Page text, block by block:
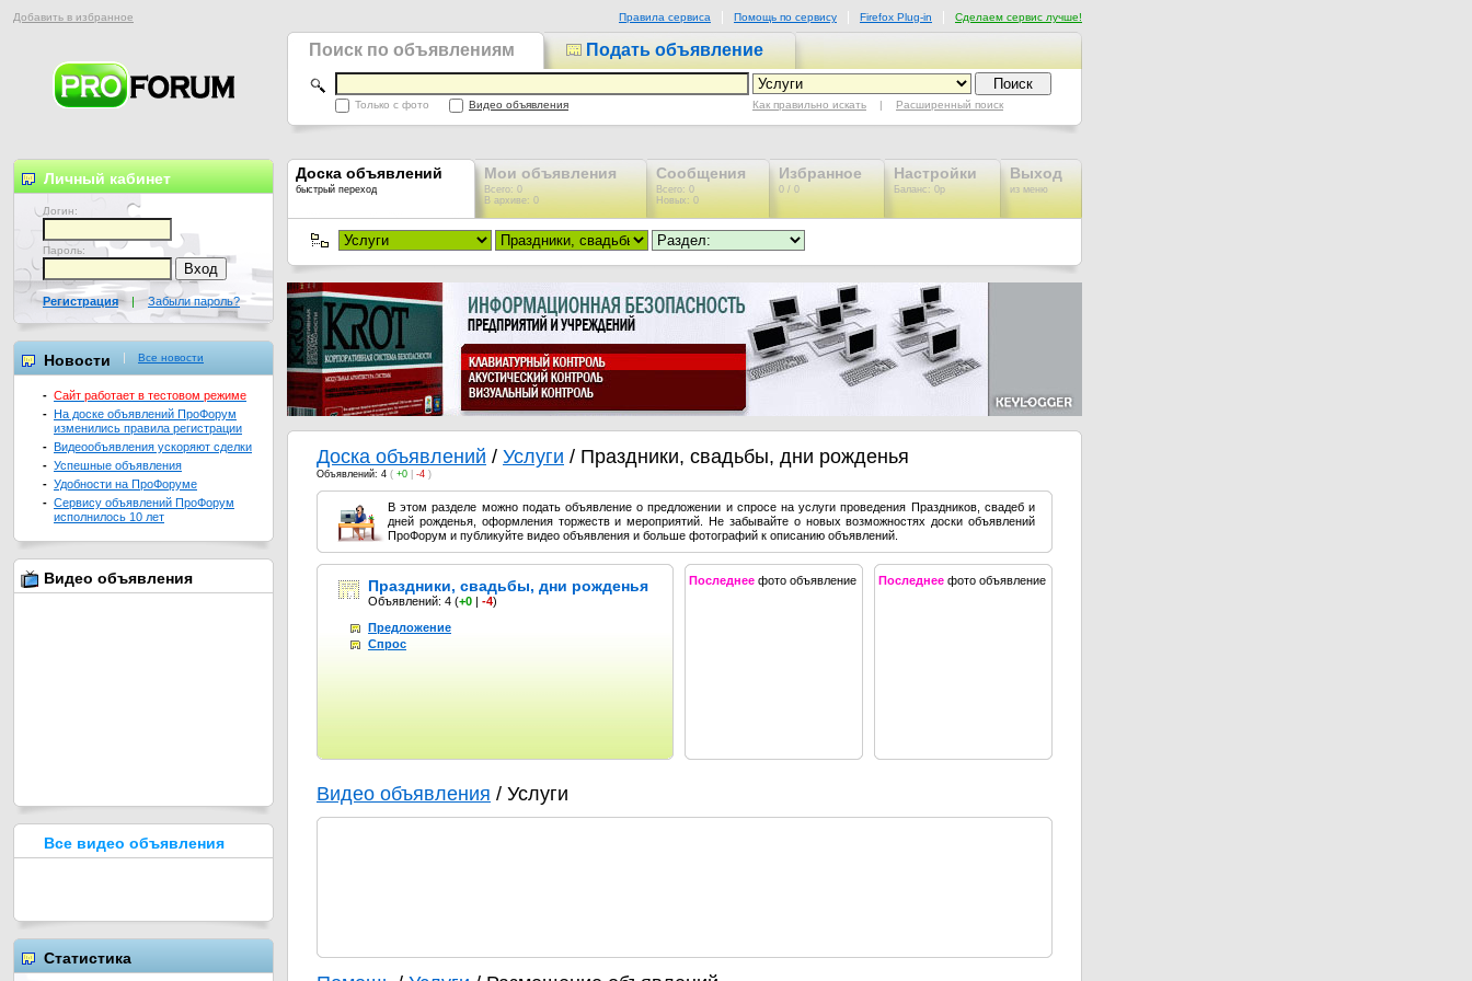
Добавить в избранное Правила сервиса Помощь по сервису Firefox Plug-in Сделаем сервис лучше!
Поиск по объявлениям Подать объявление
Только с фото Видео объявления Как правильно искать | Расширенный поиск
Доска объявлений
быстрый переход
Мои объявления
Всего: 0
В архиве: 0
Сообщения
Всего: 0
Новых: 0
Избранное
0 / 0
Настройки
Баланс: 0р
Выход
из меню
Доска объявлений / Услуги / Праздники, свадьбы, дни рожденья
Объявлений: 4 ( +0 -4 )
В этом разделе можно подать объявление о предложении и спросе на услуги проведения Праздников, свадеб и
дней рожденья, оформления торжеств и мероприятий. Не забывайте о новых возможностях доски объявлений
ПроФорум и публикуйте видео объявления и больше фотографий к описанию объявлений.
Праздники, свадьбы, дни рожденья
Объявлений: 4 (+0 | -4)
Предложение
Спрос
Последнее фото объявление Последнее фото объявление
Видео объявления / Услуги
Личный кабинет
Логин:
Пароль:
Регистрация | Забыли пароль?
Новости Все новости
- Сайт работает в тестовом режиме
- На доске объявлений ПроФорум
изменились правила регистрации
- Видеообъявления ускоряют сделки
- Успешные объявления
- Удобности на ПроФоруме
- Сервису объявлений ПроФорум
исполнилось 10 лет
Видео объявления
Все видео объявления
Статистика